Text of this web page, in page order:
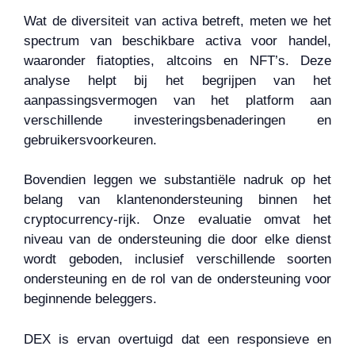
Wat de diversiteit van activa betreft, meten we het
spectrum van beschikbare activa voor handel,
waaronder fiatopties, altcoins en NFT’s. Deze
analyse helpt bij het begrijpen van het
aanpassingsvermogen van het platform aan
verschillende investeringsbenaderingen en
gebruikersvoorkeuren.
Bovendien leggen we substantiële nadruk op het
belang van klantenondersteuning binnen het
cryptocurrency-rijk. Onze evaluatie omvat het
niveau van de ondersteuning die door elke dienst
wordt geboden, inclusief verschillende soorten
ondersteuning en de rol van de ondersteuning voor
beginnende beleggers.
DEX is ervan overtuigd dat een responsieve en